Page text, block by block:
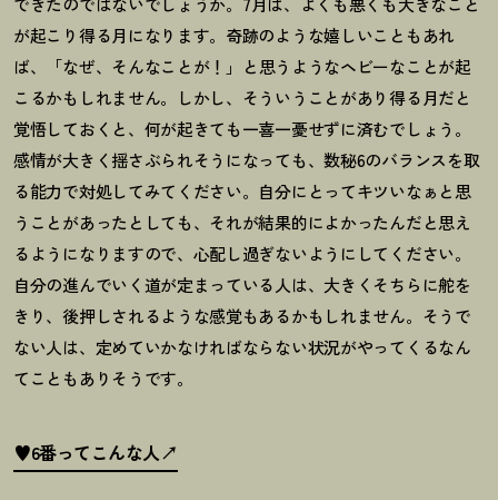
が起こり得る月になります。奇跡のような嬉しいこともあれ
ば、「なぜ、そんなことが ！ 」と思うようなヘビーなことが起
こるかもしれません。しかし、そういうことがあり得る月だと
覚悟しておくと、何が起きても一喜一憂せずに済むでしょう。
感情が大きく揺さぶられそうになっても、数秘6のバランスを取
る能力で対処してみてください。自分にとってキツいなぁと思
うことがあったとしても、それが結果的によかったんだと思え
るようになりますので、心配し過ぎないようにしてください。
自分の進んでいく道が定まっている人は、大きくそちらに舵を
きり、後押しされるような感覚もあるかもしれません。そうで
ない人は、定めていかなければならない状況がやってくるなん
てこともありそうです。
♥6番ってこんな人